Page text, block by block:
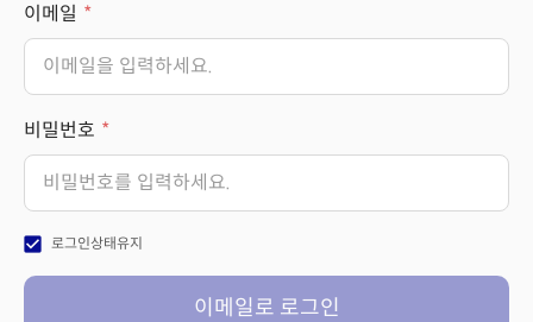
이메일
비밀번호
check_box 로그인상태유지
이메일로 로그인